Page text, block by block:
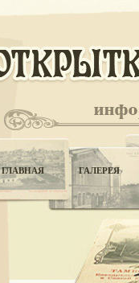
ГЛАВНАЯ ГАЛЕРЕЯ